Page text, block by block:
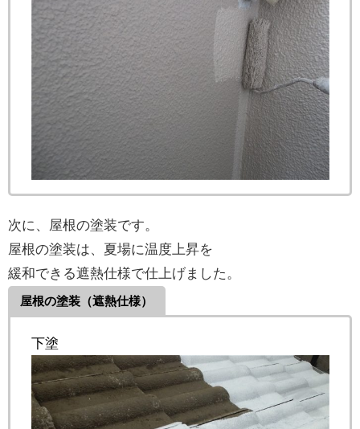
次に、屋根の塗装です。
屋根の塗装は、夏場に温度上昇を
緩和できる遮熱仕様で仕上げました。
屋根の塗装（遮熱仕様）
下塗